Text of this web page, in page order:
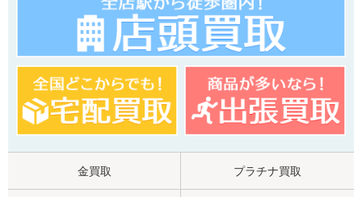
金買取 プラチナ買取